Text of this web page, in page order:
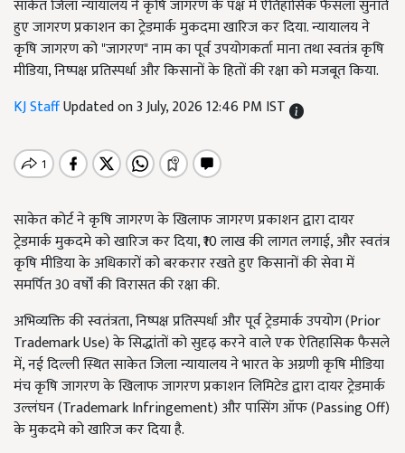
साकेत जिला न्यायालय ने कृषि जागरण के पक्ष में ऐतिहासिक फैसला सुनाते
हुए जागरण प्रकाशन का ट्रेडमार्क मुकदमा खारिज कर दिया. न्यायालय ने
कृषि जागरण को "जागरण" नाम का पूर्व उपयोगकर्ता माना तथा स्वतंत्र कृषि
मीडिया, निष्पक्ष प्रतिस्पर्धा और किसानों के हितों की रक्षा को मजबूत किया.
KJ StaffUpdated on 3 July, 2026 12:46 PM IST
साकेत कोर्ट ने कृषि जागरण के खिलाफ जागरण प्रकाशन द्वारा दायर
ट्रेडमार्क मुकदमे को खारिज कर दिया, ₹10 लाख की लागत लगाई, और स्वतंत्र
कृषि मीडिया के अधिकारों को बरकरार रखते हुए किसानों की सेवा में
समर्पित 30 वर्षों की विरासत की रक्षा की.
अभिव्यक्ति की स्वतंत्रता, निष्पक्ष प्रतिस्पर्धा और पूर्व ट्रेडमार्क उपयोग (Prior
Trademark Use) के सिद्धांतों को सुदृढ़ करने वाले एक ऐतिहासिक फैसले
में, नई दिल्ली स्थित साकेत जिला न्यायालय ने भारत के अग्रणी कृषि मीडिया
मंच कृषि जागरण के खिलाफ जागरण प्रकाशन लिमिटेड द्वारा दायर ट्रेडमार्क
उल्लंघन (Trademark Infringement) और पासिंग ऑफ (Passing Off)
के मुकदमे को खारिज कर दिया है.